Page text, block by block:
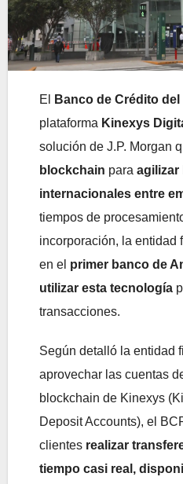
El Banco de Crédito del
plataforma Kinexys
solución de J.P. Morgan
blockchain para agilizar
internacionales entre
tiempos de
incorporación, la entidad
en el primer banco de
utilizar esta tecnología
transacciones.
Según detalló la entidad
aprovechar las cuentas
blockchain de Kinexys
Deposit Accounts), el
clientes realizar
tiempo casi real,